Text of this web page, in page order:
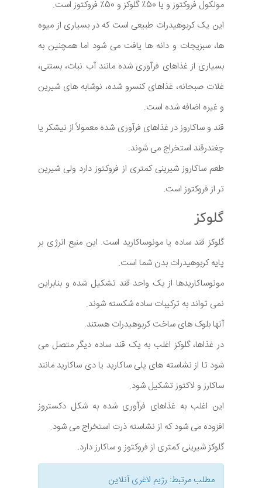
مولکول فروکتوز و یا 50٪ گلوکز و 50٪ فروکتوز است.
این یک کربوهیدرات طبیعی است که در بسیاری از میوه
ها، سبزیجات و دانه ها یافت می شود اما همچنین به
بسیاری از غذاهای فرآوری شده مانند آب نبات، بستنی،
غلات صبحانه، غذاهای کنسرو شده، نوشابه های شیرین
و غیره اضافه شده است.
قند و ساکاروز در غذاهای فرآوری شده معمولاً از نیشکر یا
چغندرقند استخراج می شوند.
طعم ساکاروز شیرینی کمتری از فروکتوز دارد ولی شیرین
تر از فروکتوز است.
گلوکز
گلوکز قند ساده یا مونوساکارید است. این منبع انرژی بر
پایه کربوهیدرات بدن شما است.
مونوساکاریدها از یک واحد قند تشکیل شده و بنابراین
نمی تواند به ترکیبات ساده شکسته شوند.
آنها بلوک های ساخت کربوهیدرات هستند.
در غذاها، گلوکز اغلب به یک قند ساده دیگر متصل می
شود تا از نشاسته های پلی ساکارید یا دی ساکارید مانند
ساکارز و لاکتوز تشکیل شود.
این اغلب به غذاهای فرآوری شده به شکل دکستروز
افزوده می شود که از نشاسته ذرت استخراج می شود.
گلوکز شیرینی کمتری از فروکتوز و ساکارز دارد.
مطلب مرتبط: رژیم لاغریآنلاین